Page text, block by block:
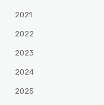
2021
2022
2023
2024
2025